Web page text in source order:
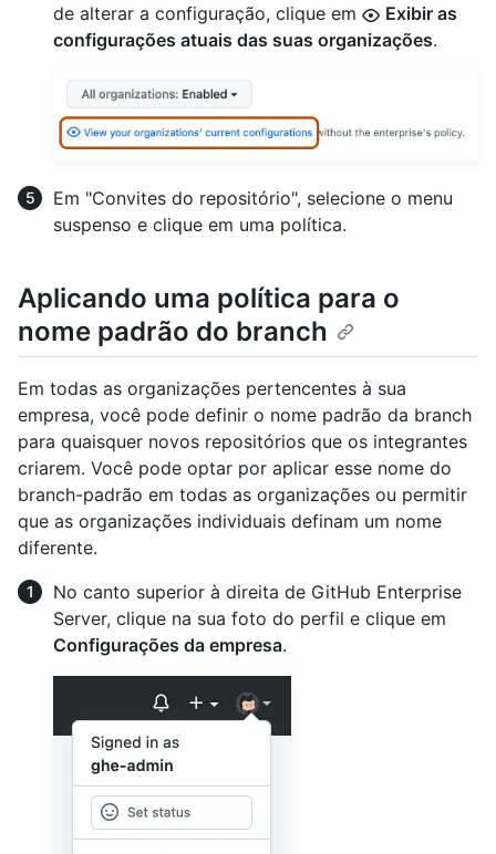
de alterar a configuração, clique em
Exibir as
configurações atuais das suas organizações.
Em "Convites do repositório", selecione o menu
suspenso e clique em uma política.
Aplicando uma política para o
nome padrão do branch
Em todas as organizações pertencentes à sua
empresa, você pode definir o nome padrão da branch
para quaisquer novos repositórios que os integrantes
criarem. Você pode optar por aplicar esse nome do
branch-padrão em todas as organizações ou permitir
que as organizações individuais definam um nome
diferente.
No canto superior à direita de GitHub Enterprise
Server, clique na sua foto do perfil e clique em
Configurações da empresa.